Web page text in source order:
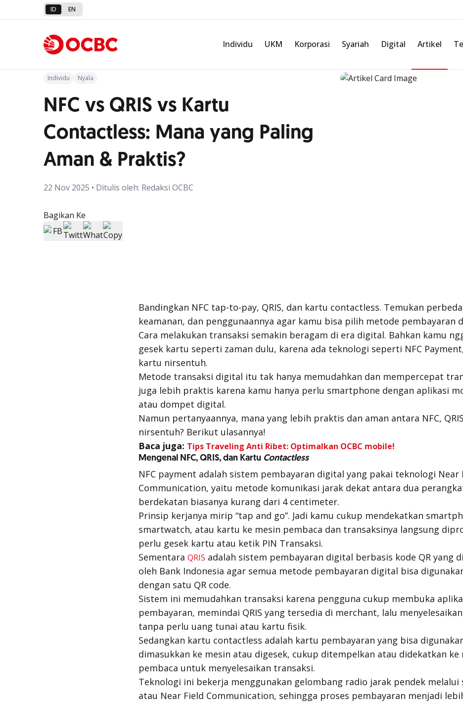
ID EN
Individu UKM Korporasi Syariah Digital Artikel
Kembali ke Artikel
Individu Nyala
NFC vs QRIS vs Kartu
Contactless: Mana yang Paling
Aman & Praktis?
22 Nov 2025 • Ditulis oleh: Redaksi OCBC
Bagikan Ke
Bandingkan NFC tap-to-pay, QRIS, dan kartu contactless. Temukan
keamanan, dan penggunaannya agar kamu bisa pilih metode pembayaran
Cara melakukan transaksi semakin beragam di era digital. Bahkan kamu
gesek kartu seperti zaman dulu, karena ada teknologi seperti NFC
kartu nirsentuh.
Metode transaksi digital itu tak hanya memudahkan dan mempercepat
juga lebih praktis karena kamu hanya perlu smartphone dengan aplikasi
atau dompet digital.
Namun pertanyaannya, mana yang lebih praktis dan aman antara NFC,
nirsentuh? Berikut ulasannya!
Baca juga: Tips Traveling Anti Ribet: Optimalkan OCBC mobile!
Mengenal NFC, QRIS, dan Kartu Contactless
NFC payment adalah sistem pembayaran digital yang pakai teknologi Near
Communication, yaitu metode komunikasi jarak dekat antara dua
berdekatan biasanya kurang dari 4 centimeter.
Prinsip kerjanya mirip “tap and go”. Jadi kamu cukup mendekatkan
smartwatch, atau kartu ke mesin pembaca dan transaksinya langsung
perlu gesek kartu atau ketik PIN Transaksi.
Sementara QRIS adalah sistem pembayaran digital berbasis kode QR yang
oleh Bank Indonesia agar semua metode pembayaran digital bisa
dengan satu QR code.
Sistem ini memudahkan transaksi karena pengguna cukup membuka
pembayaran, memindai QRIS yang tersedia di merchant, lalu
tanpa perlu uang tunai atau kartu fisik.
Sedangkan kartu contactless adalah kartu pembayaran yang bisa
dimasukkan ke mesin atau digesek, cukup ditempelkan atau didekatkan ke
pembaca untuk menyelesaikan transaksi.
Teknologi ini bekerja menggunakan gelombang radio jarak pendek melalui
atau Near Field Communication, sehingga proses pembayaran menjadi